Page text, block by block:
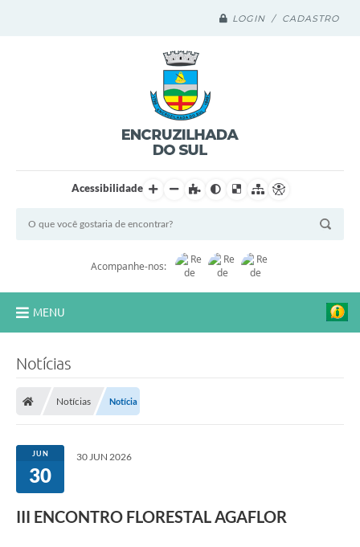
LOGIN / CADASTRO
Acessibilidade
Acompanhe-nos:
MENU
Turismo
Transparência
1DOC
Notícias
Notícias Notícia
JUN
30
30 JUN 2026
III ENCONTRO FLORESTAL AGAFLOR